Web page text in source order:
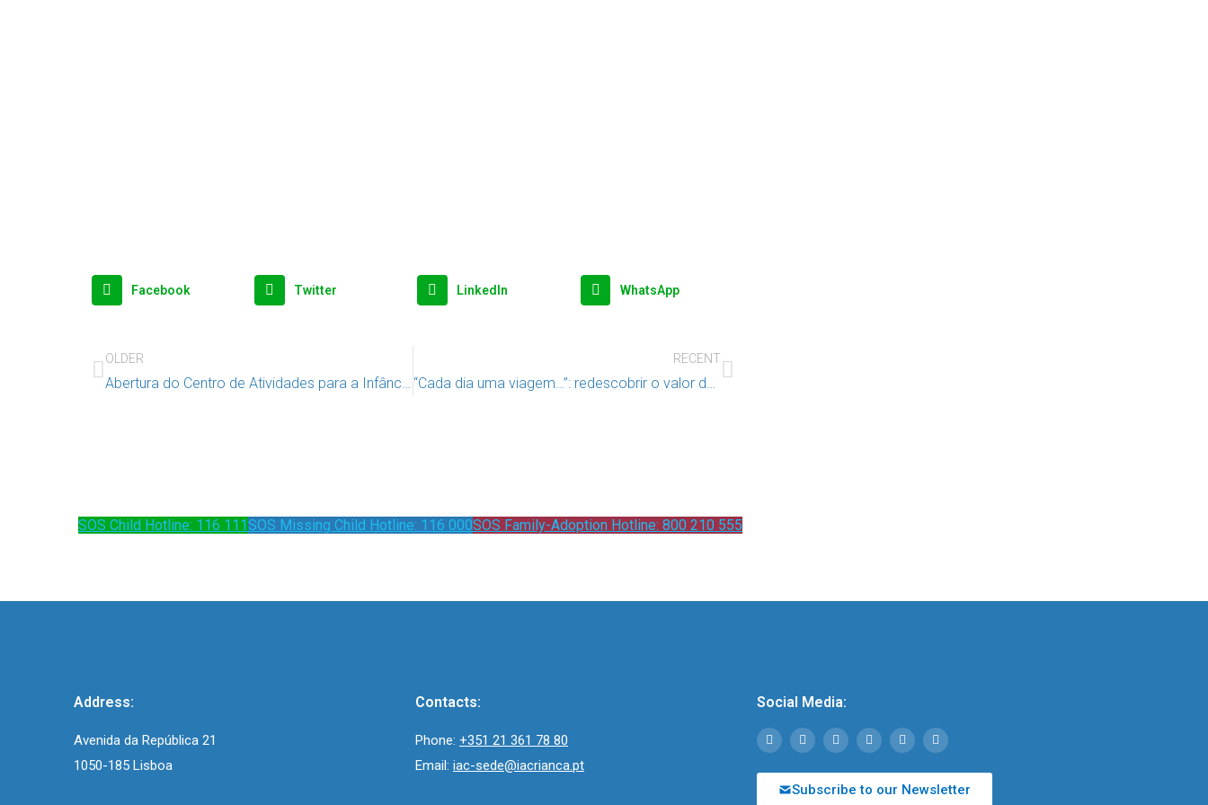
Facebook Twitter LinkedIn WhatsApp
OLDER RECENT
SOS Child Hotline: 116 111SOS Missing Child Hotline: 116 000SOS Family-Adoption Hotline: 800 210 555
Address:
Avenida da República 21
1050-185 Lisboa
Contacts:
Phone: +351 21 361 78 80
Email: iac-sede@iacrianca.pt
Social Media:
Subscribe to our Newsletter